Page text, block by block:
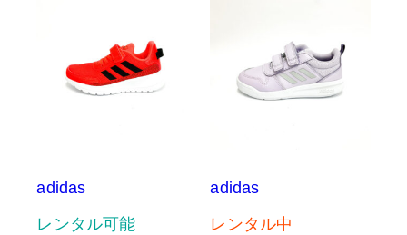
adidas
レンタル可能
adidas
レンタル中